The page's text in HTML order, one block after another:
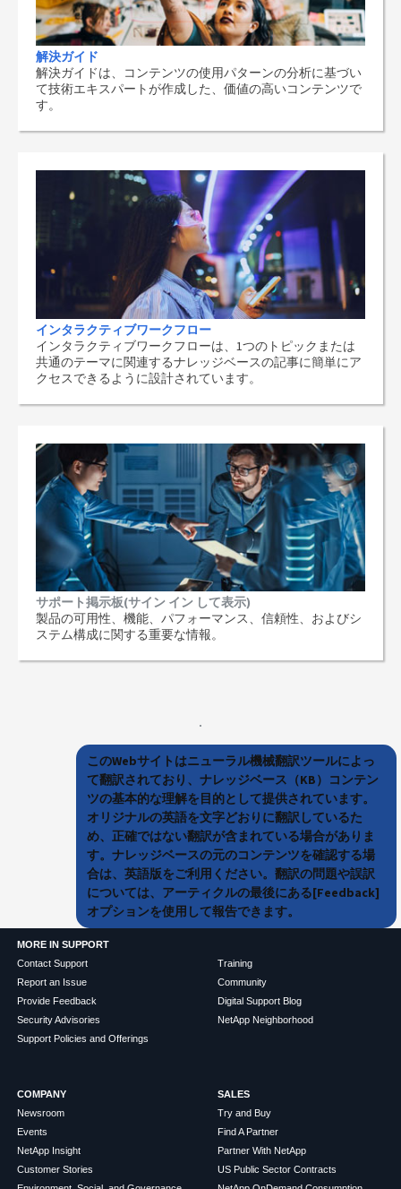
解決ガイド
解決ガイドは、コンテンツの使用パターンの分析に基づい
て技術エキスパートが作成した、価値の高いコンテンツで
す。
インタラクティブワークフロー
インタラクティブワークフローは、1つのトピックまたは
共通のテーマに関連するナレッジベースの記事に簡単にア
クセスできるように設計されています。
サポート掲示板(サイン イン して表示)
製品の可用性、機能、パフォーマンス、信頼性、およびシ
ステム構成に関する重要な情報。
このWebサイトはニューラル機械翻訳ツールによっ
て翻訳されており、ナレッジベース（KB）コンテン
ツの基本的な理解を目的として提供されています。
オリジナルの英語を文字どおりに翻訳しているた
め、正確ではない翻訳が含まれている場合がありま
す。ナレッジベースの元のコンテンツを確認する場
合は、英語版をご利用ください。翻訳の問題や誤訳
については、アーティクルの最後にある[Feedback]
オプションを使用して報告できます。
MORE IN SUPPORT
Contact Support
Report an Issue
Provide Feedback
Security Advisories
Support Policies and Offerings
Training
Community
Digital Support Blog
NetApp Neighborhood
COMPANY
Newsroom
Events
NetApp Insight
Customer Stories
SALES
Try and Buy
Find A Partner
Partner With NetApp
US Public Sector Contracts